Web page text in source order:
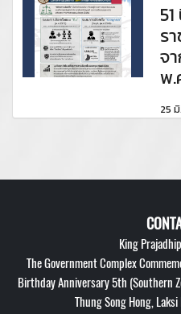
ร
จ
พ.
25
King
The Government Complex
Birthday Anniversary 5th (Southern
Thung Song Hong,